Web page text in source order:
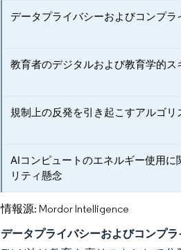
データプライバシーおよびコンプラ
教育者のデジタルおよび教育学的ス
規制上の反発を引き起こすアルゴリ
AIコンピュートのエネルギー使用に
リティ懸念
情報源: Mordor Intelligence
データプライバシーおよびコンプ